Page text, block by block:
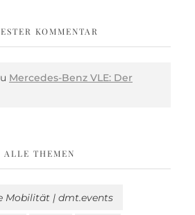
KOMMENTAR
Mercedes-Benz VLE: Der
ALLE THEMEN
Mobilität | dmt.events